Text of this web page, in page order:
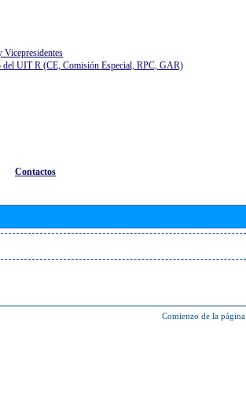
Vicepresidentes
del UIT R (CE, Comisión Especial, RPC, GAR)
Contactos
Comienzo de la página